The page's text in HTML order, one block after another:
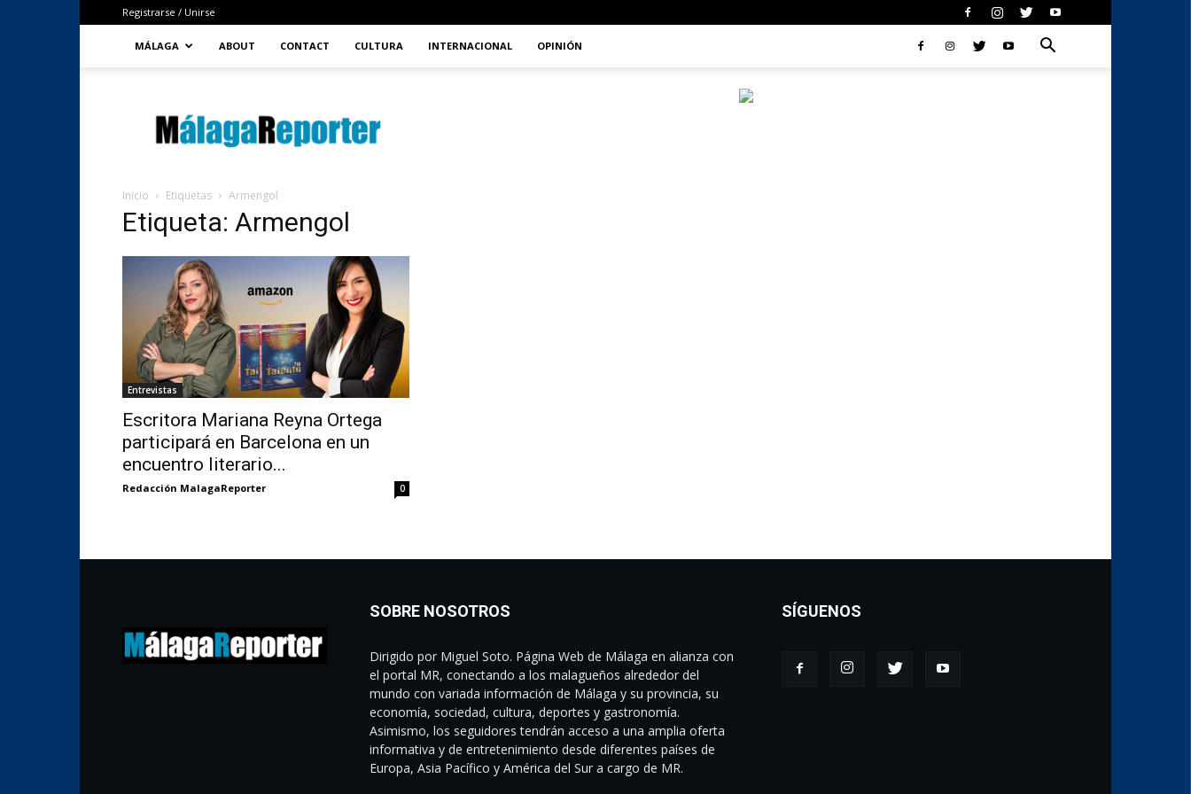
Registrarse / Unirse
MÁLAGA ABOUT CONTACT CULTURA INTERNACIONAL OPINIÓN
Inicio Etiquetas Armengol
Etiqueta: Armengol
Entrevistas
Escritora Mariana Reyna Ortega
participará en Barcelona en un
encuentro literario...
Redacción MalagaReporter 0
SOBRE NOSOTROS
Dirigido por Miguel Soto. Página Web de Málaga en alianza con
el portal MR, conectando a los malagueños alrededor del
mundo con variada información de Málaga y su provincia, su
economía, sociedad, cultura, deportes y gastronomía.
Asimismo, los seguidores tendrán acceso a una amplia oferta
informativa y de entretenimiento desde diferentes países de
Europa, Asia Pacífico y América del Sur a cargo de MR.
SÍGUENOS